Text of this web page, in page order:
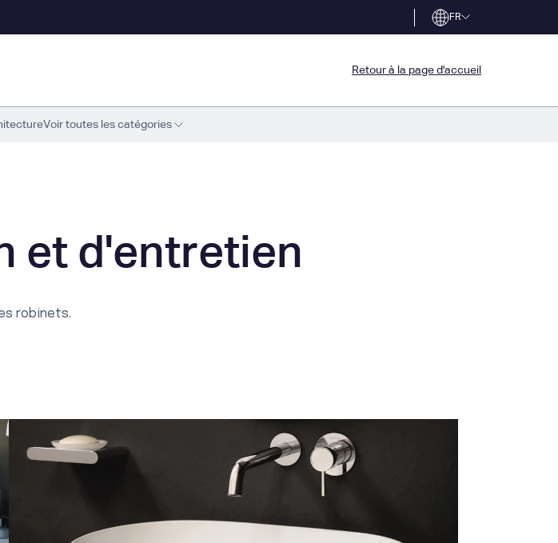
FR
Retour à la page d'accueil
Voir toutes les catégories
et d'entretien
robinets.